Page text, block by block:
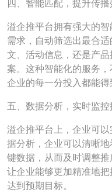
四、智能匹配，提升传播
溢企推平台拥有强大的
需求，自动筛选出最合
文、活动信息，还是产
案。这种智能化的服务
企业的每一分投入都能得
五、数据分析，实时监
溢企推平台上，企业可
据分析，企业可以清晰
键数据，从而及时调整
让企业能够更加精准地
达到预期目标。